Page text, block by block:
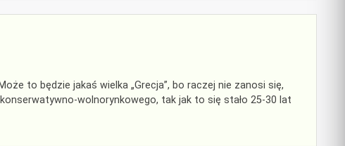
to będzie jakaś wielka „Grecja”, bo raczej nie zanosi się,
wolnorynkowego, tak jak to się stało 25-30 lat